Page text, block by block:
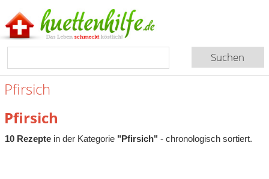
Pfirsich
Pfirsich
10 Rezeptein der Kategorie "Pfirsich" - chronologisch sortiert.